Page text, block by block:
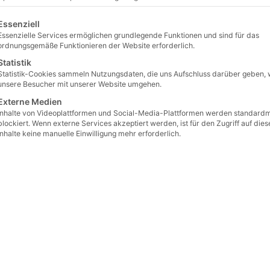
/ Diabas Edel
Edel
Oktober“
Preis /
eine Liste der Service-Gruppen, für die eine
Services ermöglichen grundlegende Funktionen und sind für das
Funktionieren der Website erforderlich.
Cookies sammeln Nutzungsdaten, die uns Aufschluss darüber geben,
Besucher mit unserer Website umgehen.
Medien
von Videoplattformen und Social-Media-Plattformen werden
Wenn externe Services akzeptiert werden, ist für den Zugriff auf
keine manuelle Einwilligung mehr erforderlich.